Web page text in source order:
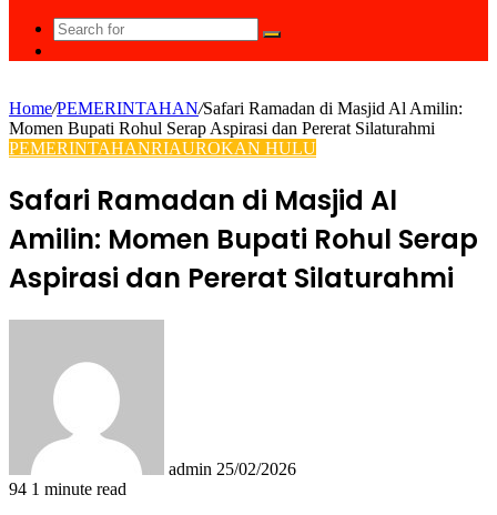
Search
for
Home/PEMERINTAHAN/Safari Ramadan di Masjid Al Amilin:
Momen Bupati Rohul Serap Aspirasi dan Pererat Silaturahmi
PEMERINTAHANRIAUROKAN HULU
Safari Ramadan di Masjid Al
Amilin: Momen Bupati Rohul Serap
Aspirasi dan Pererat Silaturahmi
admin 25/02/2026
94 1 minute read